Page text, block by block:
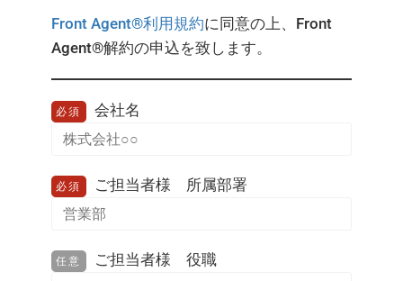
通
信
チ
Front Agent®利用規約に同意の上、Front
Agent®解約の申込を致します。
必須 会社名
必須 ご担当者様 所属部署
任意 ご担当者様 役職